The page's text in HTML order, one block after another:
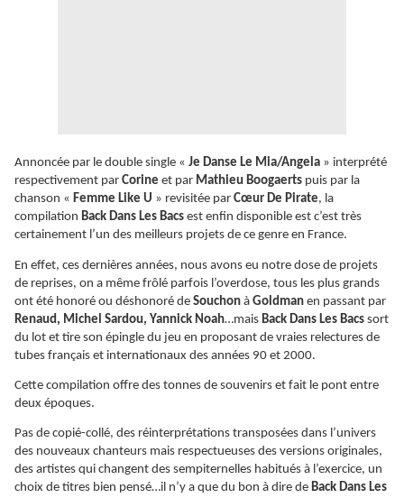
Annoncée par le double single « Je Danse Le Mia/Angela » interprété
respectivement par Corine et par Mathieu Boogaerts puis par la
chanson « Femme Like U » revisitée par Cœur De Pirate, la
compilation Back Dans Les Bacs est enfin disponible est c’est très
certainement l’un des meilleurs projets de ce genre en France.
En effet, ces dernières années, nous avons eu notre dose de projets
de reprises, on a même frôlé parfois l’overdose, tous les plus grands
ont été honoré ou déshonoré de Souchon à Goldman en passant par
Renaud, Michel Sardou, Yannick Noah…mais Back Dans Les Bacs sort
du lot et tire son épingle du jeu en proposant de vraies relectures de
tubes français et internationaux des années 90 et 2000.
Cette compilation offre des tonnes de souvenirs et fait le pont entre
deux époques.
Pas de copié-collé, des réinterprétations transposées dans l’univers
des nouveaux chanteurs mais respectueuses des versions originales,
des artistes qui changent des sempiternelles habitués à l’exercice, un
choix de titres bien pensé…il n’y a que du bon à dire de Back Dans Les